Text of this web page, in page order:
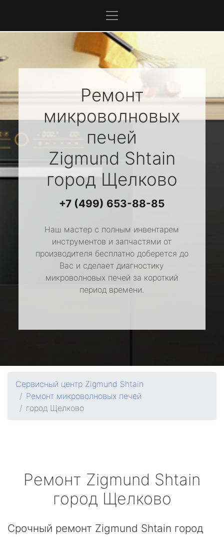
Ремонт
микроволновых
печей
Zigmund Shtain
город Щелково
+7 (499) 653-88-85
Наш мастер с полным инвентарем
инструментов и запчастями от
производителя бесплатно доберется до
Вас и сделает диагностику
микроволновых печей за короткий
период времени.
Сервисный центр Zigmund Shtain
Ремонт микроволновых печей
город Щелково
Ремонт Zigmund Shtain
город Щелково
Срочный ремонт Zigmund Shtain город